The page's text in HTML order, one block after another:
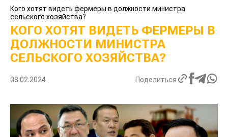
Кого хотят видеть фермеры в должности министра
сельского хозяйства?
КОГО ХОТЯТ ВИДЕТЬ ФЕРМЕРЫ В
ДОЛЖНОСТИ МИНИСТРА
СЕЛЬСКОГО ХОЗЯЙСТВА?
08.02.2024 Поделиться